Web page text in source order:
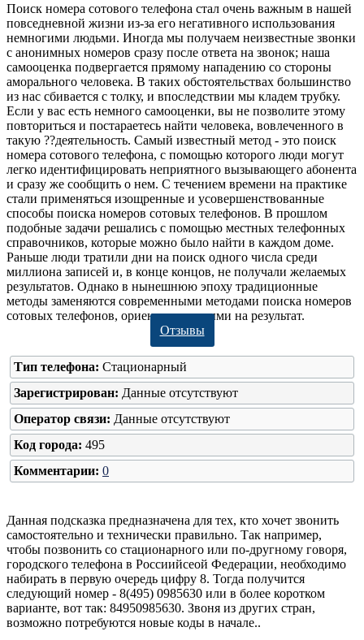
Поиск номера сотового телефона стал очень важным в нашей
повседневной жизни из-за его негативного использования
немногими людьми. Иногда мы получаем неизвестные звонки
с анонимных номеров сразу после ответа на звонок; наша
самооценка подвергается прямому нападению со стороны
аморального человека. В таких обстоятельствах большинство
из нас сбивается с толку, и впоследствии мы кладем трубку.
Если у вас есть немного самооценки, вы не позволите этому
повториться и постараетесь найти человека, вовлеченного в
такую ??деятельность. Самый известный метод - это поиск
номера сотового телефона, с помощью которого люди могут
легко идентифицировать неприятного вызывающего абонента
и сразу же сообщить о нем. С течением времени на практике
стали применяться изощренные и усовершенствованные
способы поиска номеров сотовых телефонов. В прошлом
подобные задачи решались с помощью местных телефонных
справочников, которые можно было найти в каждом доме.
Раньше люди тратили дни на поиск одного числа среди
миллиона записей и, в конце концов, не получали желаемых
результатов. Однако в нынешнюю эпоху традиционные
методы заменяются современными методами поиска номеров
сотовых телефонов, ориентированными на результат.
Отзывы
Тип телефона: Стационарный
Зарегистрирован: Данные отсутствуют
Оператор связи: Данные отсутствуют
Код города: 495
Комментарии: 0
Данная подсказка предназначена для тех, кто хочет звонить
самостоятельно и технически правильно. Так например,
чтобы позвонить со стационарного или по-другному говоря,
городского телефона в Россиийсеой Федерации, необходимо
набирать в первую очередь цифру 8. Тогда получится
следующий номер - 8(495) 0985630 или в более коротком
варианте, вот так: 84950985630. Звоня из других стран,
возможно потребуются новые коды в начале..